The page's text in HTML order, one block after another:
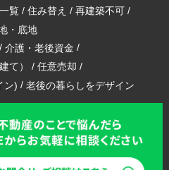
覧 住み替え
再建築不可
・底地
介護・老後資金
て）
任意売却
ン)
老後の暮らしをデザイン